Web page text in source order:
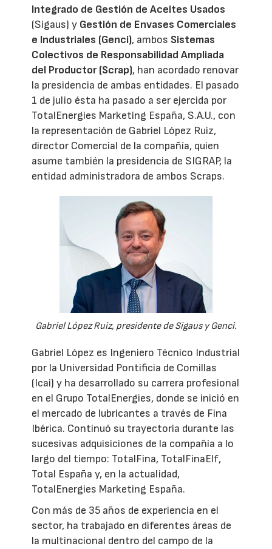
Integrado de Gestión de Aceites Usados
(Sigaus) y Gestión de Envases Comerciales
e Industriales (Genci), ambos Sistemas
Colectivos de Responsabilidad Ampliada
del Productor (Scrap), han acordado renovar
la presidencia de ambas entidades. El pasado
1 de julio ésta ha pasado a ser ejercida por
TotalEnergies Marketing España, S.A.U., con
la representación de Gabriel López Ruiz,
director Comercial de la compañía, quien
asume también la presidencia de SIGRAP, la
entidad administradora de ambos Scraps.
Gabriel López Ruiz, presidente de Sigaus y Genci.
Gabriel López es Ingeniero Técnico Industrial
por la Universidad Pontificia de Comillas
(Icai) y ha desarrollado su carrera profesional
en el Grupo TotalEnergies, donde se inició en
el mercado de lubricantes a través de Fina
Ibérica. Continuó su trayectoria durante las
sucesivas adquisiciones de la compañía a lo
largo del tiempo: TotalFina, TotalFinaElf,
Total España y, en la actualidad,
TotalEnergies Marketing España.
Con más de 35 años de experiencia en el
sector, ha trabajado en diferentes áreas de
la multinacional dentro del campo de la